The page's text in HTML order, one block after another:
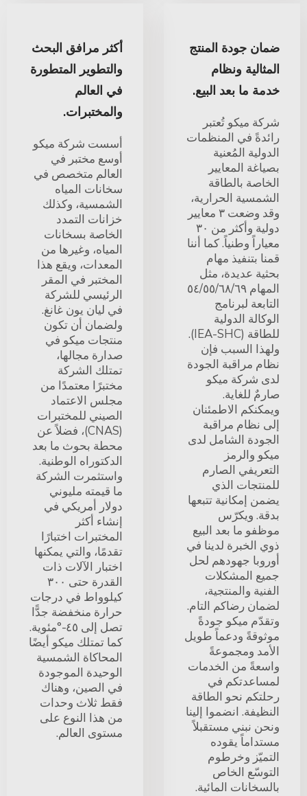
ضمان جودة المنتج
المثالية ونظام
خدمة ما بعد البيع.
شركة ميكو تُعتبر
رائدةً في المنظمات
الدولية المُعنية
بصياغة المعايير
الخاصة بالطاقة
الشمسية الحرارية،
وقد وضعت ٣ معايير
دولية وأكثر من ٣٠
معياراً وطنياً. كما أننا
قمنا بتنفيذ مهام
بحثية عديدة، مثل
المهام ٥٤/٥٥/٦٨/٦٩
التابعة لبرنامج
الوكالة الدولية
للطاقة (IEA-SHC).
ولهذا السبب فإن
نظام مراقبة الجودة
لدى شركة ميكو
صارمٌ للغاية.
ويمكنكم الاطمئنان
إلى نظام مراقبة
الجودة الشامل لدى
ميكو والرمز
التعريفي الصارم
للمنتجات الذي
يضمن إمكانية تتبعها
بدقة. ويكرّس
موظفو ما بعد البيع
ذوي الخبرة لدينا في
أوروبا جهودهم لحل
جميع المشكلات
الفنية والمنتجية،
لضمان رضاكم التام.
وتقدّم ميكو جودةً
موثوقةً ودعماً طويل
الأمد ومجموعةً
واسعةً من الخدمات
لمساعدتكم في
رحلتكم نحو الطاقة
النظيفة. انضموا إلينا
ونحن نبني مستقبلاً
مستداماً يقوده
التميّز وخرطوم
التوسّع الخاص
بالسخانات المائية.
أكثر مرافق البحث
والتطوير المتطورة
في العالم
والمختبرات.
أسست شركة ميكو
أوسع مختبر في
العالم متخصص في
سخانات المياه
الشمسية، وكذلك
خزانات التمدد
الخاصة بسخانات
المياه، وغيرها من
المعدات، ويقع هذا
المختبر في المقر
الرئيسي للشركة
في ليان يون غانغ.
ولضمان أن تكون
منتجات ميكو في
صدارة مجالها،
تمتلك الشركة
مختبرًا معتمدًا من
مجلس الاعتماد
الصيني للمختبرات
(CNAS)، فضلاً عن
محطة بحوث ما بعد
الدكتوراه الوطنية.
واستثمرت الشركة
ما قيمته مليوني
دولار أمريكي في
إنشاء أكثر
المختبرات اختبارًا
تقدمًا، والتي يمكنها
اختبار الآلات ذات
القدرة حتى ٣٠٠
كيلوواط في درجات
حرارة منخفضة جدًّا
تصل إلى ٤٥-°مئوية.
كما تمتلك ميكو أيضًا
المحاكاة الشمسية
الوحيدة الموجودة
في الصين، وهناك
فقط ثلاث وحدات
من هذا النوع على
مستوى العالم.